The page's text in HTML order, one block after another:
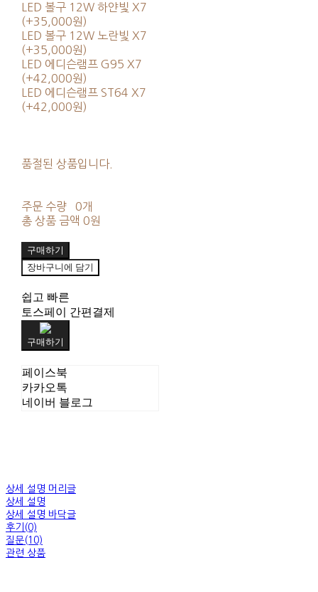
LED 볼구 12W 하얀빛 X7
(+35,000원)
LED 볼구 12W 노란빛 X7
(+35,000원)
LED 에디슨램프 G95 X7
(+42,000원)
LED 에디슨램프 ST64 X7
(+42,000원)
품절된 상품입니다.
주문 수량
0개
총 상품 금액 0원
구매하기
장바구니에 담기
쉽고 빠른
토스페이 간편결제
구매하기
페이스북
카카오톡
네이버 블로그
상세 설명 머리글
상세 설명
상세 설명 바닥글
후기(0)
질문(10)
관련 상품